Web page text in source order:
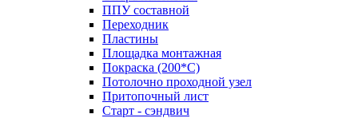
ППУ составной
Переходник
Пластины
Площадка монтажная
Покраска (200*С)
Потолочно проходной узел
Притопочный лист
Старт - сэндвич